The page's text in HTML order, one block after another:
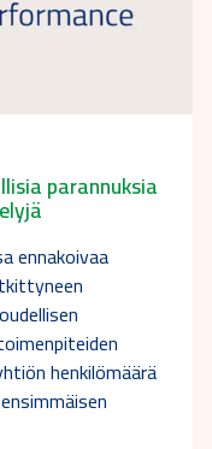
parannuksia
ennakoivaa
henkilömäärä